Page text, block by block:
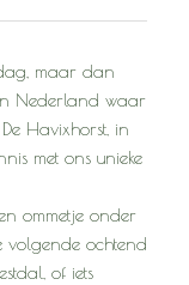
maar dan
Nederland waar
Havixhorst, in
met ons unieke
ommetje onder
volgende ochtend
of iets